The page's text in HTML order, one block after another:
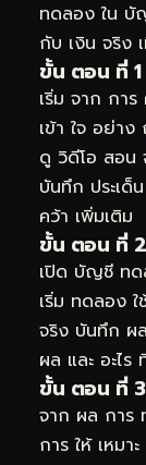
ทดลอง ใน บั
กับ เงิน จริง
ขั้น ตอน ที่ 1
เริ่ม จาก กา
เข้า ใจ อย่า
ดู วิดีโอ สอน
บันทึก ประเด็
คว้า เพิ่มเติม
ขั้น ตอน ที่
เปิด บัญชี ทด
เริ่ม ทดลอง
จริง บันทึก ผล
ผล และ อะไ
ขั้น ตอน ที่
จาก ผล การ
การ ให้ เหม